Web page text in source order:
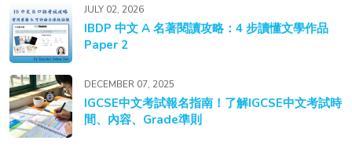
JULY 02, 2026
IBDP 中文 A 名著閱讀攻略：4 步讀懂文學作品
Paper 2
DECEMBER 07, 2025
IGCSE中文考試報名指南！了解IGCSE中文考試時
間、內容、Grade準則